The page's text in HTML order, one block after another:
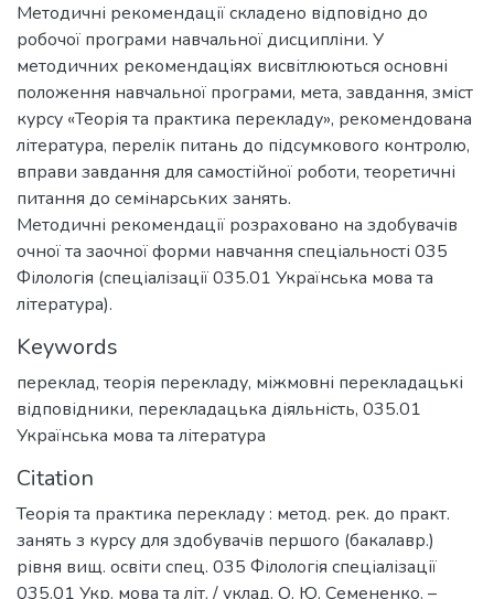
Методичні рекомендації складено відповідно до
робочої програми навчальної дисципліни. У
методичних рекомендаціях висвітлюються основні
положення навчальної програми, мета, завдання, зміст
курсу «Теорія та практика перекладу», рекомендована
література, перелік питань до підсумкового контролю,
вправи завдання для самостійної роботи, теоретичні
питання до семінарських занять.
Методичні рекомендації розраховано на здобувачів
очної та заочної форми навчання спеціальності 035
Філологія (спеціалізації 035.01 Українська мова та
література).
Keywords
переклад, теорія перекладу, міжмовні перекладацькі
відповідники, перекладацька діяльність, 035.01
Українська мова та література
Citation
Теорія та практика перекладу : метод. рек. до практ.
занять з курсу для здобувачів першого (бакалавр.)
рівня вищ. освіти спец. 035 Філологія спеціалізації
035.01 Укр. мова та літ. / уклад. О. Ю. Семененко. –